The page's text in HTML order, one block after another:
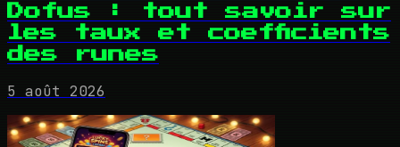
Dofus : tout savoir sur
les taux et coefficients
des runes
5 août 2026